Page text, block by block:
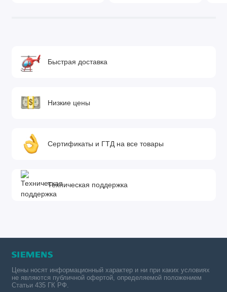
Быстрая доставка
Низкие цены
Сертификаты и ГТД на все товары
Техническая поддержка
Цены носят информационный характер и ни при каких условиях
не являются публичной офертой, определяемой положением
Статьи 435 ГК РФ.